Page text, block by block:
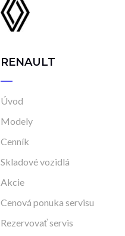
RENAULT
Úvod
Modely
Cenník
Skladové vozidlá
Akcie
Cenová ponuka servisu
Rezervovať servis